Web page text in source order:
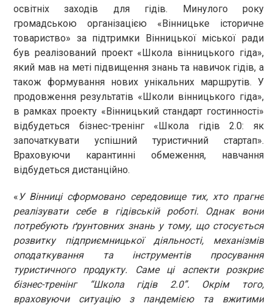
освітніх заходів для гідів. Минулого року
громадською організацією «Вінницьке історичне
товариство» за підтримки Вінницької міської ради
був реалізований проект «Школа вінницького гіда»,
який мав на меті підвищення знань та навичок гідів, а
також формування нових унікальних маршрутів. У
продовження результатів «Школи вінницького гіда»,
в рамках проекту «Вінницький стандарт гостинності»
відбудеться бізнес-тренінг «Школа гідів 2.0: як
започаткувати успішний туристичний стартап».
Враховуючи карантинні обмеження, навчання
відбудеться дистанційно.
«У Вінниці сформовано середовище тих, хто прагне
реалізувати себе в гідівській роботі. Однак вони
потребують ґрунтовних знань у тому, що стосується
розвитку підприємницької діяльності, механізмів
оподаткування та інструментів просування
туристичного продукту. Саме ці аспекти розкриє
бізнес-тренінг “Школа гідів 2.0”. Окрім того,
враховуючи ситуацію з пандемією та вжитими